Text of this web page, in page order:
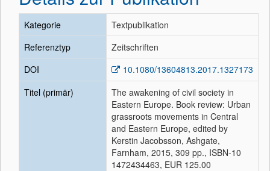
Kategorie
Textpublikation
Referenztyp
Zeitschriften
DOI
10.1080/13604813.2017.1327173
Titel (primär)
The awakening of civil society in
Eastern Europe. Book review: Urban
grassroots movements in Central
and Eastern Europe, edited by
Kerstin Jacobsson, Ashgate,
Farnham, 2015, 309 pp., ISBN-10
1472434463, EUR 125.00